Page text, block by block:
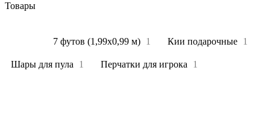
Товары
7 футов (1,99х0,99 м) 1 Кии подарочные 1
Шары для пула 1 Перчатки для игрока 1